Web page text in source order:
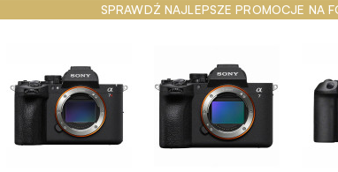
SPRAWDŹ NAJLEPSZE PROMOCJE NA